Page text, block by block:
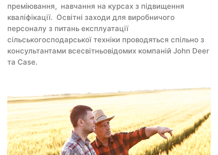
преміювання, навчання на курсах з підвищення
кваліфікації. Освітні заходи для виробничого
персоналу з питань експлуатації
сільськогосподарської техніки проводяться спільно з
консультантами всесвітньовідомих компаній John Deer
та Case.